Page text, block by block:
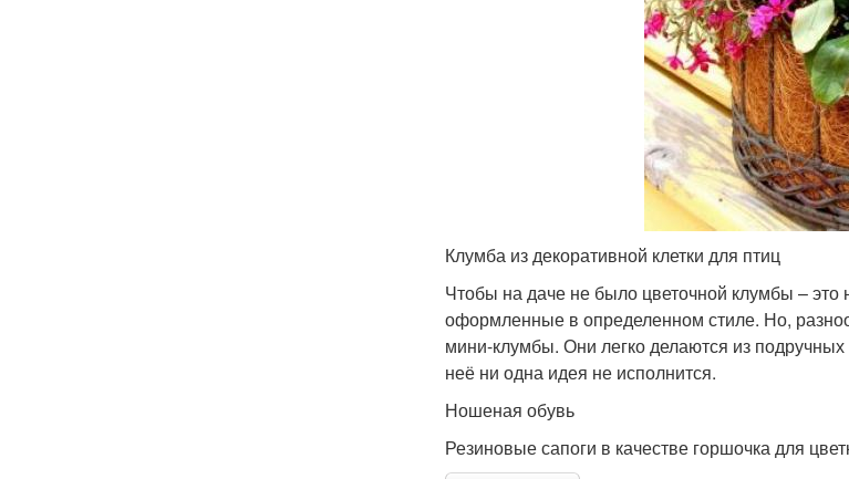
Клумба из декоративной клетки для птиц
Чтобы на даче не было цветочной клумбы –
оформленные в определенном стиле. Но,
мини-клумбы. Они легко делаются из
неё ни одна идея не исполнится.
Ношеная обувь
Резиновые сапоги в качестве горшочка для